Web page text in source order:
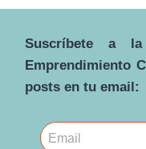
SOCIAL
SOLIDARIA.
EL
POTENCIAL
DE
SISTEMAS
Suscríbete a
Emprendimiento
posts en tu email: